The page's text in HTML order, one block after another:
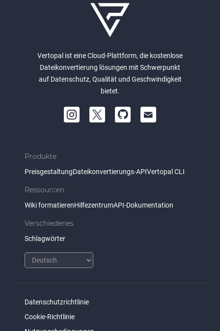
Vertopal ist eine Cloud-Plattform, die kostenlose
Dateikonvertierung lösungen mit Schwerpunkt
auf Datenschutz, Qualität und Geschwindigkeit
bietet.
Produkte
PreisgestaltungDateikonvertierungs-APIVertopal CLI
Ressourcen
Wiki formatierenHilfezentrumAPI-Dokumentation
Verschiedenes
Schlagwörter
Datenschutzrichtlinie
Cookie-Richtlinie